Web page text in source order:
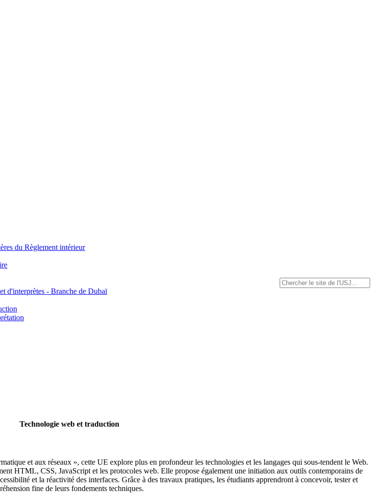
du Règlement intérieur
d'interprètes - Branche de Dubaï
Technologie web et traduction
et aux réseaux », cette UE explore plus en profondeur les technologies et les langages qui sous-tendent le Web.
HTML, CSS, JavaScript et les protocoles web. Elle propose également une initiation aux outils contemporains de
et la réactivité des interfaces. Grâce à des travaux pratiques, les étudiants apprendront à concevoir, tester et
fine de leurs fondements techniques.